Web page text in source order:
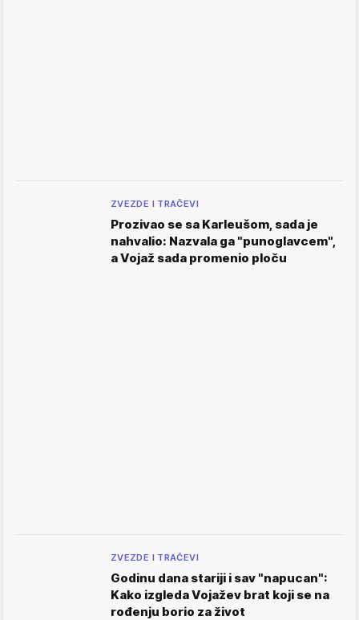
ZVEZDE I TRAČEVI
Prozivao se sa Karleušom, sada je
nahvalio: Nazvala ga "punoglavcem",
a Vojaž sada promenio ploču
ZVEZDE I TRAČEVI
Godinu dana stariji i sav "napucan":
Kako izgleda Vojažev brat koji se na
rođenju borio za život